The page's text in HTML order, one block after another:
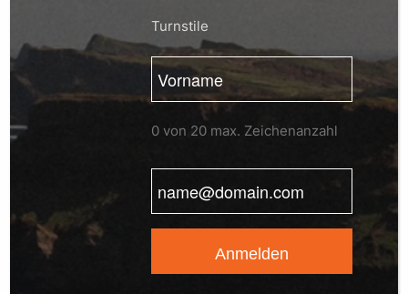
Turnstile
Vorname
(erforderlich)
0 von 20 max. Zeichenanzahl
Mail